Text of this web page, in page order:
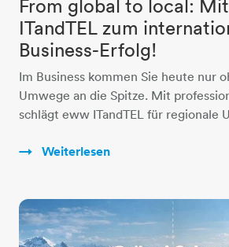
From global to local:
ITandTEL zum
Business-Erfolg!
Im Business kommen Sie heute nur
Umwege an die Spitze. Mit
schlägt eww ITandTEL für regionale
Weiterlesen